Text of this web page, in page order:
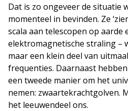
Dat is zo ongeveer de situatie
momenteel in bevinden. Ze
scala aan telescopen op aarde
elektromagnetische straling –
maar een klein deel van
frequenties. Daarnaast
een tweede manier om het
nemen: zwaartekrachtgolven.
het leeuwendeel ons.